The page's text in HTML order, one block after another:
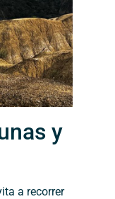
y
a recorrer